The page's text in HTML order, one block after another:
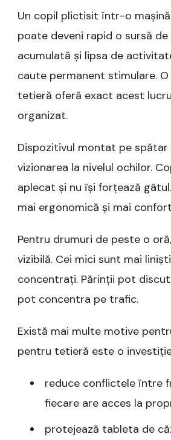
Un copil plictisit într-o
poate deveni rapid o sursă de
acumulată și lipsa de
caute permanent stimulare.
tetieră oferă exact acest
organizat.
Dispozitivul montat pe
vizionarea la nivelul ochilor.
aplecat și nu își forțează
mai ergonomică și mai
Pentru drumuri de peste o
vizibilă. Cei mici sunt mai
concentrați. Părinții pot
pot concentra pe trafic.
Există mai multe motive
pentru tetieră este o
reduce conflictele între
fiecare are acces la
protejează tableta de